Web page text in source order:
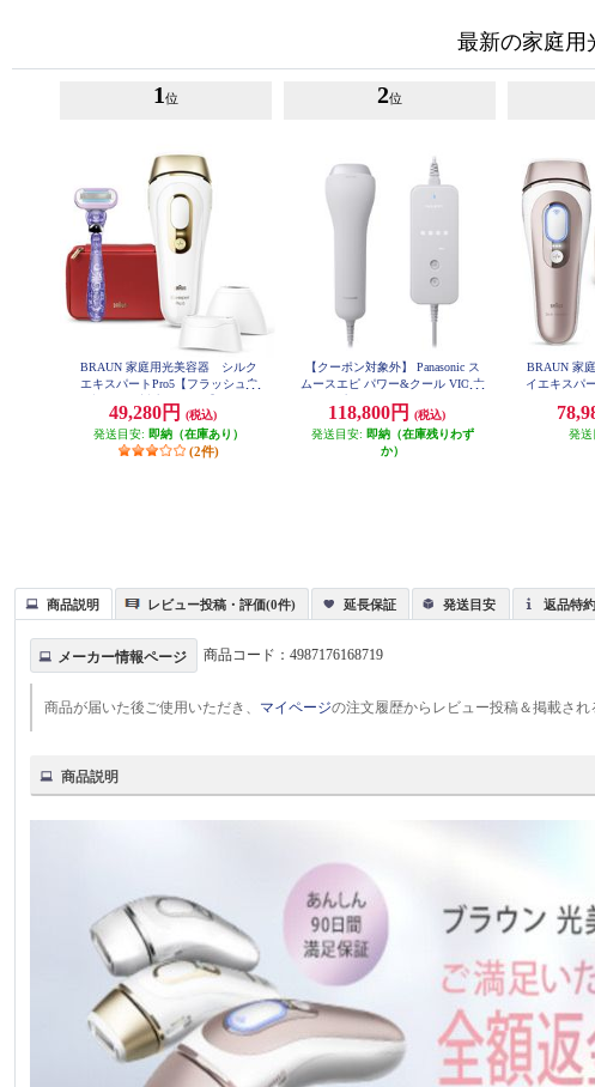
最新の家庭用
1 位
BRAUN 家庭用光美容器 シルク
エキスパートPro5【フラッシュ自
8
49,280円
(税込)
発送目安: 即納（在庫あり）
(2件)
2位
【クーポン対象外】 Panasonic ス
ムースエピ パワー&クール VIO 太
118,800円
(税込)
発送目安: 即納（在庫残りわず
か）
BRAUN 家
イエキスパ
発送
商品説明 レビュー投稿・評価(0件) 延長保証 発送目安 返品特約
メーカー情報ページ 商品コード：4987176168719
商品が届いた後ご使用いただき、 マイページの注文履歴からレビュー投稿＆掲載され
商品説明